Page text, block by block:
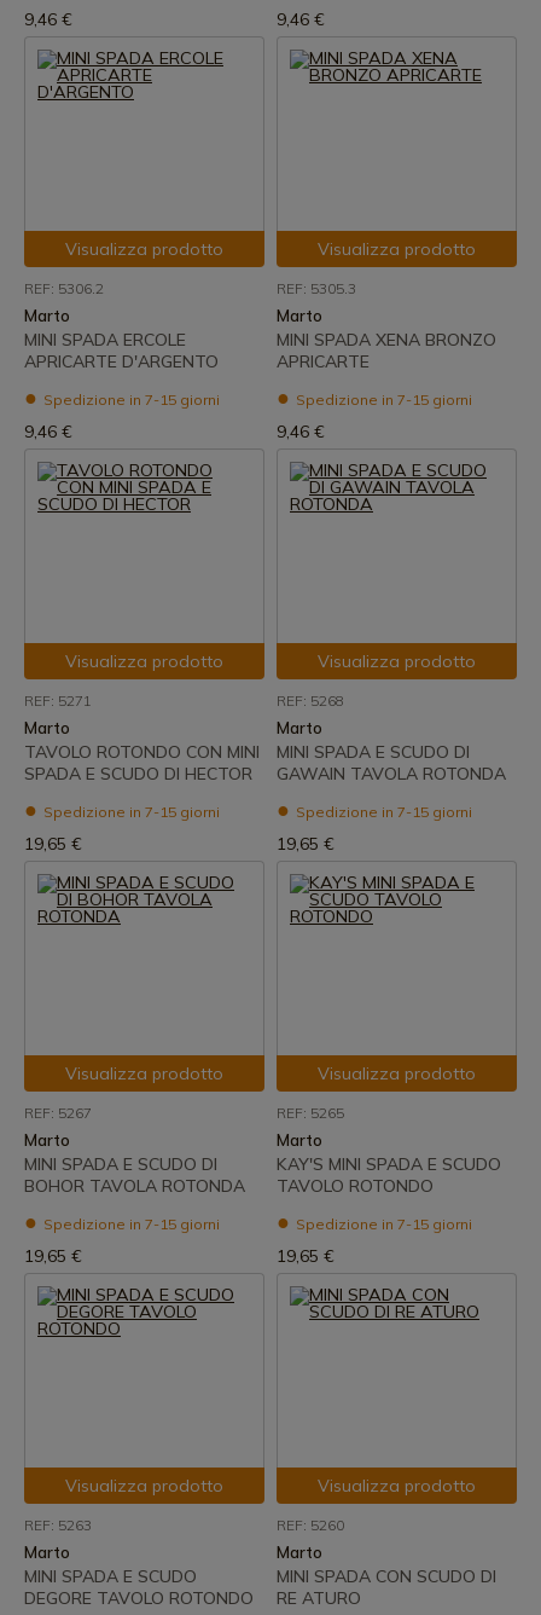
9,46 € 9,46 €
Visualizza prodotto
REF: 5306.2
Marto
MINI SPADA ERCOLE
APRICARTE D'ARGENTO
Spedizione in 7-15 giorni
9,46 €
Visualizza prodotto
REF: 5305.3
Marto
MINI SPADA XENA BRONZO
APRICARTE
Spedizione in 7-15 giorni
9,46 €
Visualizza prodotto
REF: 5271
Marto
TAVOLO ROTONDO CON MINI
SPADA E SCUDO DI HECTOR
Spedizione in 7-15 giorni
19,65 €
Visualizza prodotto
REF: 5268
Marto
MINI SPADA E SCUDO DI
GAWAIN TAVOLA ROTONDA
Spedizione in 7-15 giorni
19,65 €
Visualizza prodotto
REF: 5267
Marto
MINI SPADA E SCUDO DI
BOHOR TAVOLA ROTONDA
Spedizione in 7-15 giorni
19,65 €
Visualizza prodotto
REF: 5265
Marto
KAY'S MINI SPADA E SCUDO
TAVOLO ROTONDO
Spedizione in 7-15 giorni
19,65 €
Visualizza prodotto
REF: 5263
Marto
MINI SPADA E SCUDO
DEGORE TAVOLO ROTONDO
Visualizza prodotto
REF: 5260
Marto
MINI SPADA CON SCUDO DI
RE ATURO